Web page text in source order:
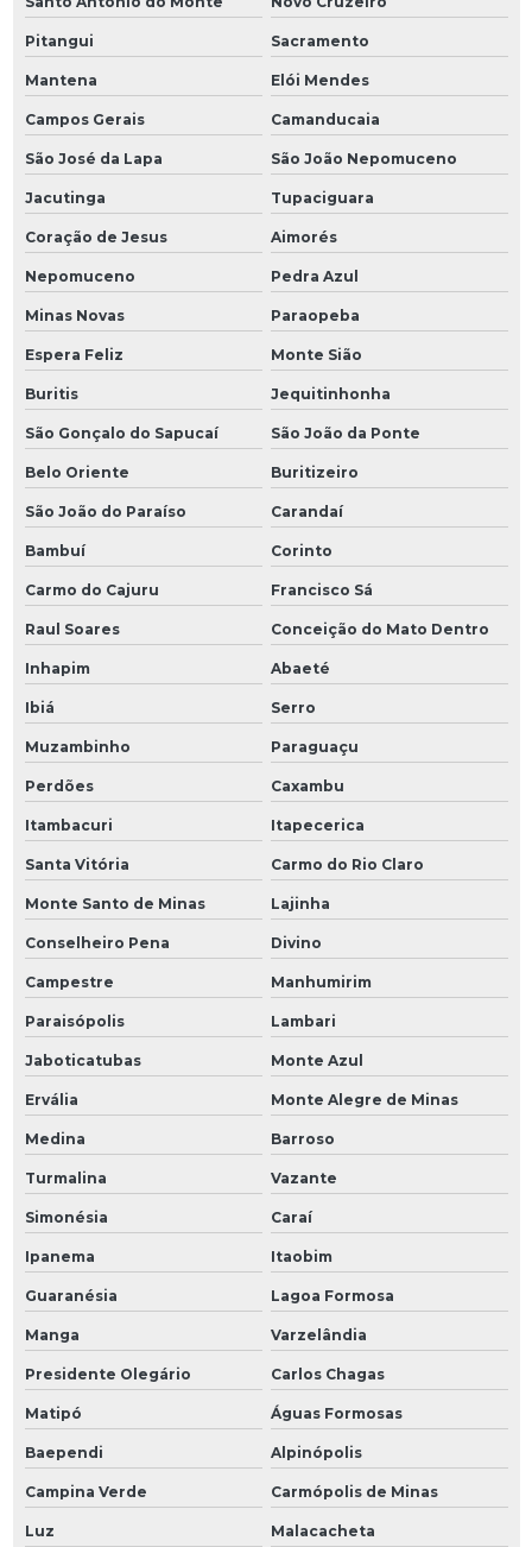
Pitangui Sacramento
Mantena Elói Mendes
Campos Gerais Camanducaia
São José da Lapa São João Nepomuceno
Jacutinga Tupaciguara
Coração de Jesus Aimorés
Nepomuceno Pedra Azul
Minas Novas Paraopeba
Espera Feliz Monte Sião
Buritis Jequitinhonha
São Gonçalo do Sapucaí São João da Ponte
Belo Oriente Buritizeiro
São João do Paraíso Carandaí
Bambuí Corinto
Carmo do Cajuru Francisco Sá
Raul Soares Conceição do Mato Dentro
Inhapim Abaeté
Ibiá Serro
Muzambinho Paraguaçu
Perdões Caxambu
Itambacuri Itapecerica
Santa Vitória Carmo do Rio Claro
Monte Santo de Minas Lajinha
Conselheiro Pena Divino
Campestre Manhumirim
Paraisópolis Lambari
Jaboticatubas Monte Azul
Ervália Monte Alegre de Minas
Medina Barroso
Turmalina Vazante
Simonésia Caraí
Ipanema Itaobim
Guaranésia Lagoa Formosa
Manga Varzelândia
Presidente Olegário Carlos Chagas
Matipó Águas Formosas
Baependi Alpinópolis
Campina Verde Carmópolis de Minas
Luz Malacacheta